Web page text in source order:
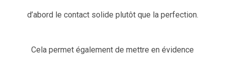
d’abord le contact solide plutôt que la perfection.
Cela permet également de mettre en évidence